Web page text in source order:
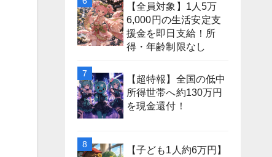
【全員対象】1人5万
6,000円の生活安定支
援金を即日支給！所
得・年齢制限なし
【超特報】全国の低中
所得世帯へ約130万円
を現金還付！
【子ども1人約6万円】